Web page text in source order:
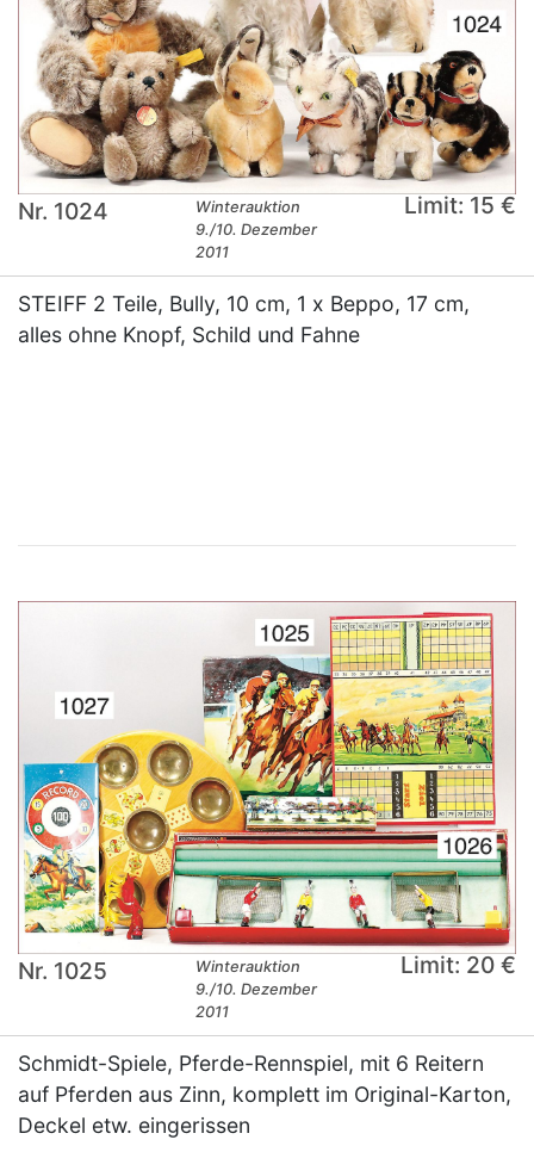
Nr. 1024
Winterauktion
9./10. Dezember
2011
Limit: 15 €
STEIFF 2 Teile, Bully, 10 cm, 1 x Beppo, 17 cm,
alles ohne Knopf, Schild und Fahne
Nr. 1025
Winterauktion
9./10. Dezember
2011
Limit: 20 €
Schmidt-Spiele, Pferde-Rennspiel, mit 6 Reitern
auf Pferden aus Zinn, komplett im Original-Karton,
Deckel etw. eingerissen